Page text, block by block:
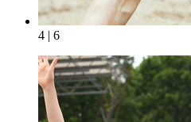
4 | 6